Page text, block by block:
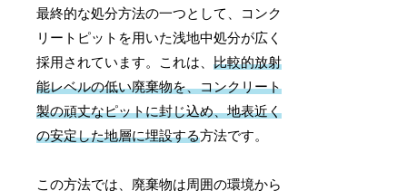
最終的な処分方法の一つとして、コンク
リートピットを用いた浅地中処分が広く
採用されています。これは、比較的放射
能レベルの低い廃棄物を、コンクリート
製の頑丈なピットに封じ込め、地表近く
の安定した地層に埋設する方法です。
この方法では、廃棄物は周囲の環境から